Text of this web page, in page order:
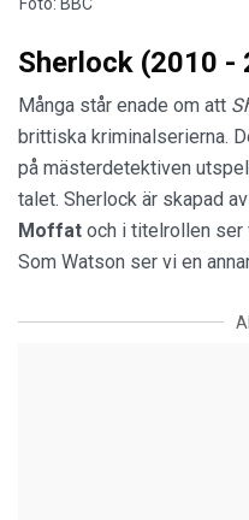
Sherlock (2010 -
Många står enade om att
brittiska kriminalserierna.
på mästerdetektiven
talet. Sherlock är skapad av
Moffat och i titelrollen ser
Som Watson ser vi en